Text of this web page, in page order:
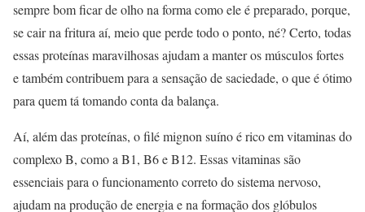
sempre bom ficar de olho na forma como ele é preparado, porque,
se cair na fritura aí, meio que perde todo o ponto, né? Certo, todas
essas proteínas maravilhosas ajudam a manter os músculos fortes
e também contribuem para a sensação de saciedade, o que é ótimo
para quem tá tomando conta da balança.
Aí, além das proteínas, o filé mignon suíno é rico em vitaminas do
complexo B, como a B1, B6 e B12. Essas vitaminas são
essenciais para o funcionamento correto do sistema nervoso,
ajudam na produção de energia e na formação dos glóbulos